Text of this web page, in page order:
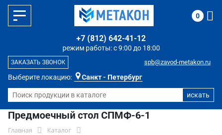
Выберите локацию: Санкт - Петербург
режим работы: с 9:00 до 18:00
+7 (812) 642-41-12
spb@zavod-metakon.ru
ЗАКАЗАТЬ ЗВОНОК
0
Предмоечный стол СПМФ-6-1
Главная
Каталог